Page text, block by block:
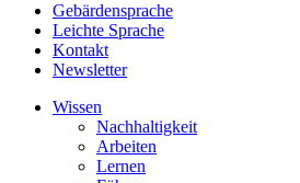
Gebärdensprache
Leichte Sprache
Kontakt
Newsletter
Wissen
Nachhaltigkeit
Arbeiten
Lernen